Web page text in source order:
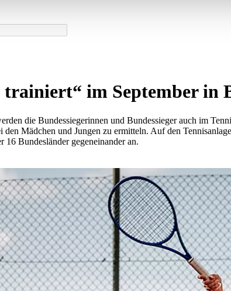
trainiert“ im September in
die Bundessiegerinnen und Bundessieger auch im
Mädchen und Jungen zu ermitteln. Auf den
16 Bundesländer gegeneinander an.